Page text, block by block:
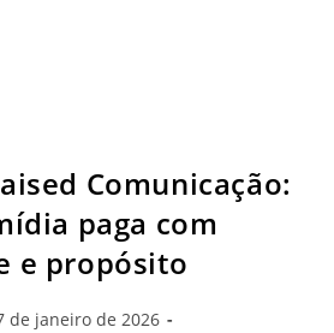
Comunicação:
paga com
e propósito
de janeiro de 2026